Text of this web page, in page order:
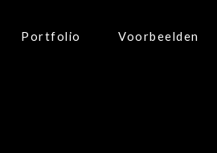
Portfolio Voorbeelden